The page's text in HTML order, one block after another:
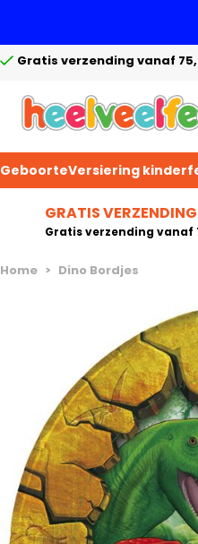
Gratis verzending vanaf
GeboorteVersiering
GRATIS VERZENDING
Gratis verzending vanaf
Home > Dino Bordjes